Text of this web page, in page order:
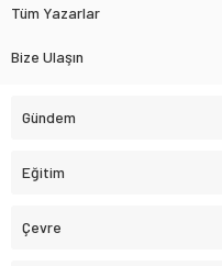
Tüm Yazarlar
Bize Ulaşın
Gündem
Eğitim
Çevre